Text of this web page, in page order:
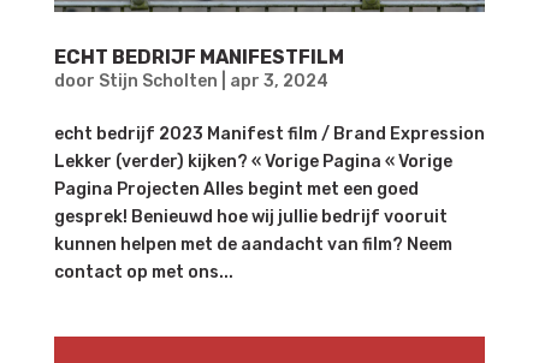
ECHT BEDRIJF MANIFESTFILM
door Stijn Scholten apr 3, 2024
echt bedrijf 2023 Manifest film / Brand Expression
Lekker (verder) kijken? « Vorige Pagina « Vorige
Pagina Projecten Alles begint met een goed
gesprek! Benieuwd hoe wij jullie bedrijf vooruit
kunnen helpen met de aandacht van film? Neem
contact op met ons...